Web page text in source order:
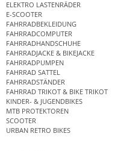
ELEKTRO LASTENRÄDER
E-SCOOTER
FAHRRADBEKLEIDUNG
FAHRRADCOMPUTER
FAHRRADHANDSCHUHE
FAHRRADJACKE & BIKEJACKE
FAHRRADPUMPEN
FAHRRAD SATTEL
FAHRRADSTÄNDER
FAHRRAD TRIKOT & BIKE TRIKOT
KINDER- & JUGENDBIKES
MTB PROTEKTOREN
SCOOTER
URBAN RETRO BIKES